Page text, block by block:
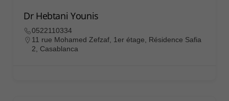
Dr Hebtani Younis
0522110334
11 rue Mohamed Zefzaf, 1er étage, Résidence Safia
2, Casablanca